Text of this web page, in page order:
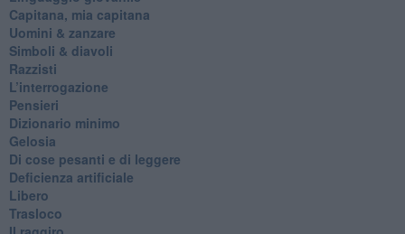
​Capitana, mia capitana
Uomini & zanzare
​Simboli & diavoli
Razzisti
​L’interrogazione
Pensieri
​Dizionario minimo
Gelosia
Di cose pesanti e di leggere
​Deficienza artificiale
Libero
Trasloco